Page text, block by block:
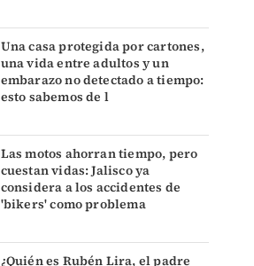
Una casa protegida por cartones,
una vida entre adultos y un
embarazo no detectado a tiempo:
esto sabemos de l
Las motos ahorran tiempo, pero
cuestan vidas: Jalisco ya
considera a los accidentes de
'bikers' como problema
¿Quién es Rubén Lira, el padre